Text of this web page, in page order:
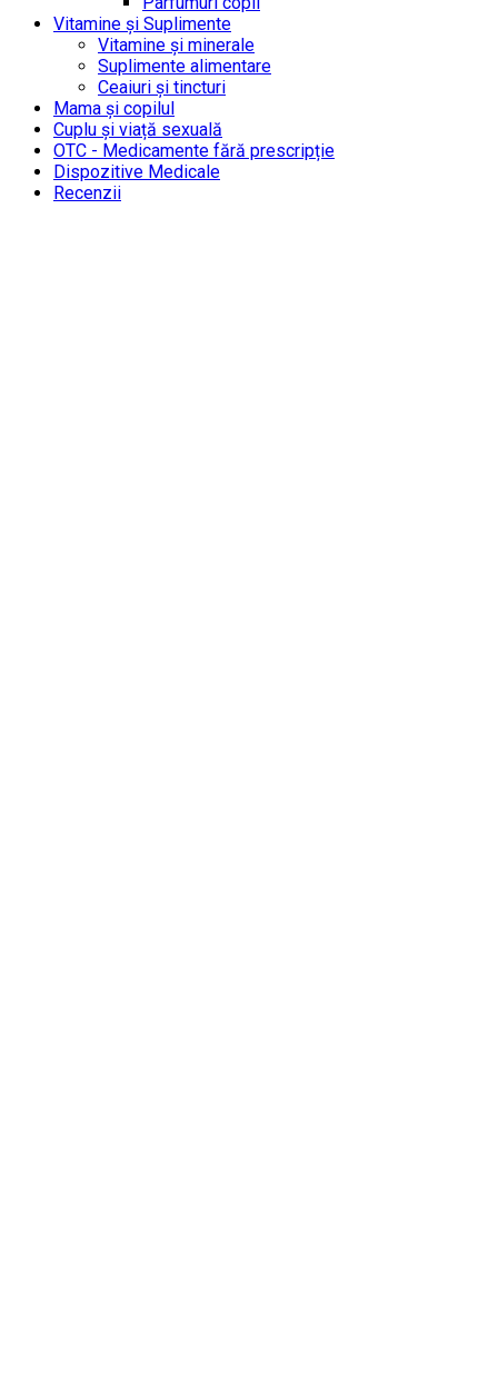
Vitamine și Suplimente
Vitamine și minerale
Suplimente alimentare
Ceaiuri și tincturi
Mama și copilul
Cuplu și viață sexuală
OTC - Medicamente fără prescripție
Dispozitive Medicale
Recenzii